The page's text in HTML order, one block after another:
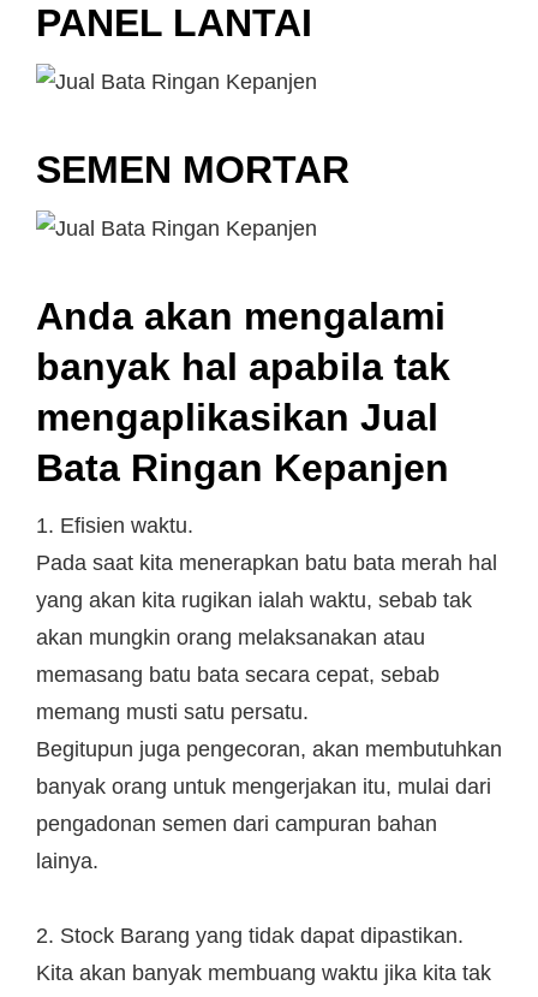
PANEL LANTAI
SEMEN MORTAR
Anda akan mengalami
banyak hal apabila tak
mengaplikasikan Jual
Bata Ringan Kepanjen
1. Efisien waktu.
Pada saat kita menerapkan batu bata merah hal
yang akan kita rugikan ialah waktu, sebab tak
akan mungkin orang melaksanakan atau
memasang batu bata secara cepat, sebab
memang musti satu persatu.
Begitupun juga pengecoran, akan membutuhkan
banyak orang untuk mengerjakan itu, mulai dari
pengadonan semen dari campuran bahan
lainya.
2. Stock Barang yang tidak dapat dipastikan.
Kita akan banyak membuang waktu jika kita tak